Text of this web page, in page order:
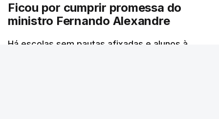
Ficou por cumprir promessa do
ministro Fernando Alexandre
Há escolas sem pautas afixadas e alunos à